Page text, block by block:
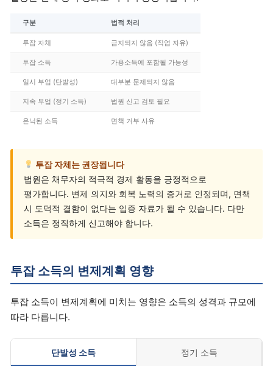
구분 법적 처리
투잡 자체 금지되지 않음 (직업 자유)
투잡 소득 가용소득에 포함될 가능성
일시 부업 (단발성) 대부분 문제되지 않음
지속 부업 (정기 소득) 법원 신고 검토 필요
은닉된 소득 면책 거부 사유
투잡 자체는 권장됩니다
법원은 채무자의 적극적 경제 활동을 긍정적으로
평가합니다. 변제 의지와 회복 노력의 증거로 인정되며, 면책
시 도덕적 결함이 없다는 입증 자료가 될 수 있습니다. 다만
소득은 정직하게 신고해야 합니다.
투잡 소득의 변제계획 영향
투잡 소득이 변제계획에 미치는 영향은 소득의 성격과 규모에
따라 다릅니다.
단발성 소득 정기 소득